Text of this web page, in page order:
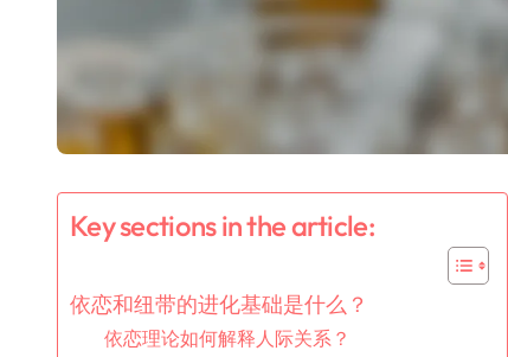
Key sections in the article:
依恋和纽带的进化基础是什么？
依恋理论如何解释人际关系？